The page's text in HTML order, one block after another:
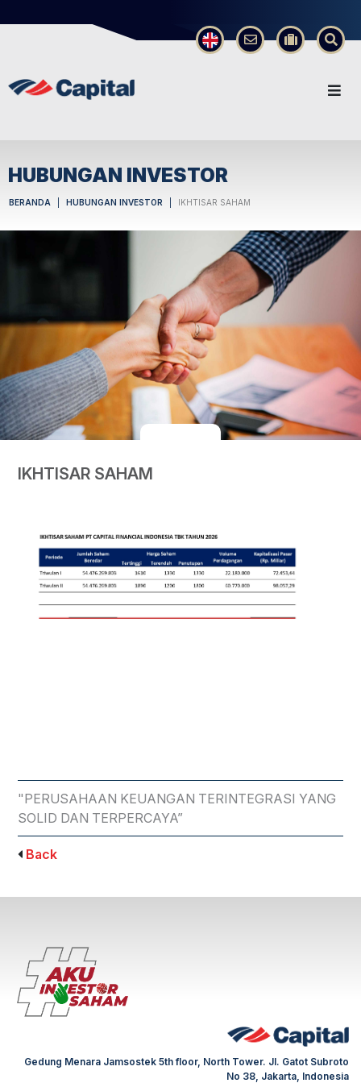
×
HUBUNGAN INVESTOR
BERANDA HUBUNGAN INVESTOR IKHTISAR SAHAM
IKHTISAR SAHAM
"PERUSAHAAN KEUANGAN TERINTEGRASI YANG
SOLID DAN TERPERCAYA”
Back
Gedung Menara Jamsostek 5th floor, North Tower. Jl. Gatot Subroto
No 38, Jakarta, Indonesia